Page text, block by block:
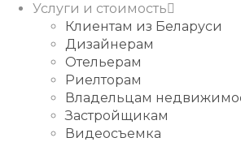
Услуги и стоимость
Клиентам из Беларуси
Дизайнерам
Отельерам
Риелторам
Владельцам
Застройщикам
Видеосъемка